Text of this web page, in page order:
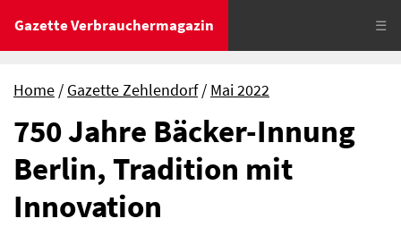
Gazette Verbrauchermagazin ☰
Home Gazette Zehlendorf Mai 2022
750 Jahre Bäcker-Innung
Berlin, Tradition mit
Innovation